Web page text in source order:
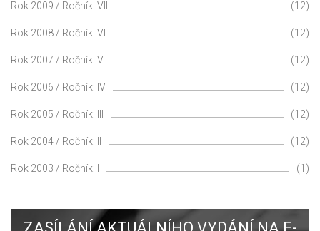
Rok 2009 / Ročník: VII (12)
Rok 2008 / Ročník: VI (12)
Rok 2007 / Ročník: V (12)
Rok 2006 / Ročník: IV (12)
Rok 2005 / Ročník: III (12)
Rok 2004 / Ročník: II (12)
Rok 2003 / Ročník: I (1)